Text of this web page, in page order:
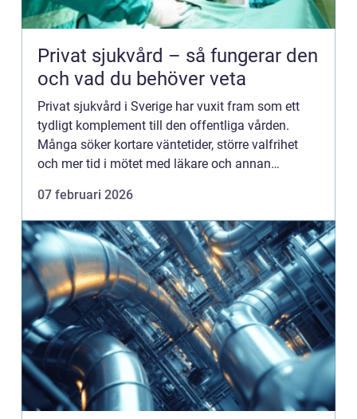
Privat sjukvård – så fungerar den
och vad du behöver veta
Privat sjukvård i Sverige har vuxit fram som ett
tydligt komplement till den offentliga vården.
Många söker kortare väntetider, större valfrihet
och mer tid i mötet med läkare och annan
07 februari 2026